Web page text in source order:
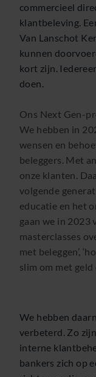
commercieel
klantbeleving.
Van Lanschot
kunnen
kort zijn.
doen.
Ons Next Gen-
We hebben in
wensen en
beleggers. Met
onze klanten.
volgende
educatie en het
gaan we in 2023
masterclasses
met beleggen’,
slim om met geld
We hebben
verbeterd. Zo
interne
bankers zich op